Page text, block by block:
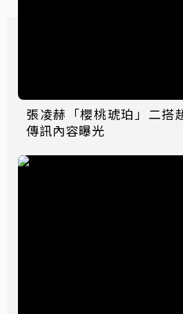
張凌赫「櫻桃琥珀」二
傳訊內容曝光